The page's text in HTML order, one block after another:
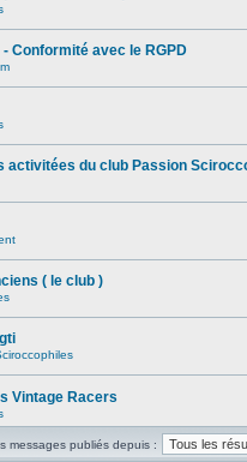
Conformité avec le RGPD
activitées du club Passion
( le club )
Vintage Racers
messages publiés depuis :